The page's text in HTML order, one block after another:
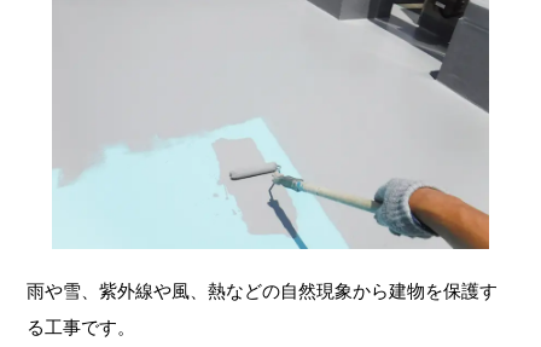
雨や雪、紫外線や風、熱などの自然現象から建物を保護す
る工事です。